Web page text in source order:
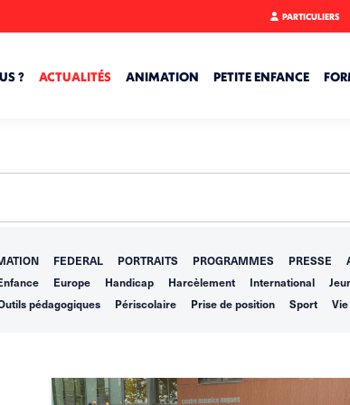
PARTICULIERS
? ACTUALITÉS ANIMATION PETITE ENFANCE
FEDERAL PORTRAITS PROGRAMMES PRESSE
Europe Handicap Harcèlement International
pédagogiques
Périscolaire Prise de position Sport